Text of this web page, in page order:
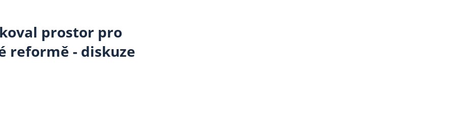
prostor pro
reformě - diskuze